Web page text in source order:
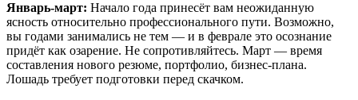
Январь-март: Начало года принесёт вам неожиданную
ясность относительно профессионального пути. Возможно,
вы годами занимались не тем — и в феврале это осознание
придёт как озарение. Не сопротивляйтесь. Март — время
составления нового резюме, портфолио, бизнес-плана.
Лошадь требует подготовки перед скачком.